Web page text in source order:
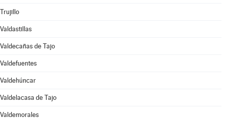
Trujillo
Valdastillas
Valdecañas de Tajo
Valdefuentes
Valdehúncar
Valdelacasa de Tajo
Valdemorales